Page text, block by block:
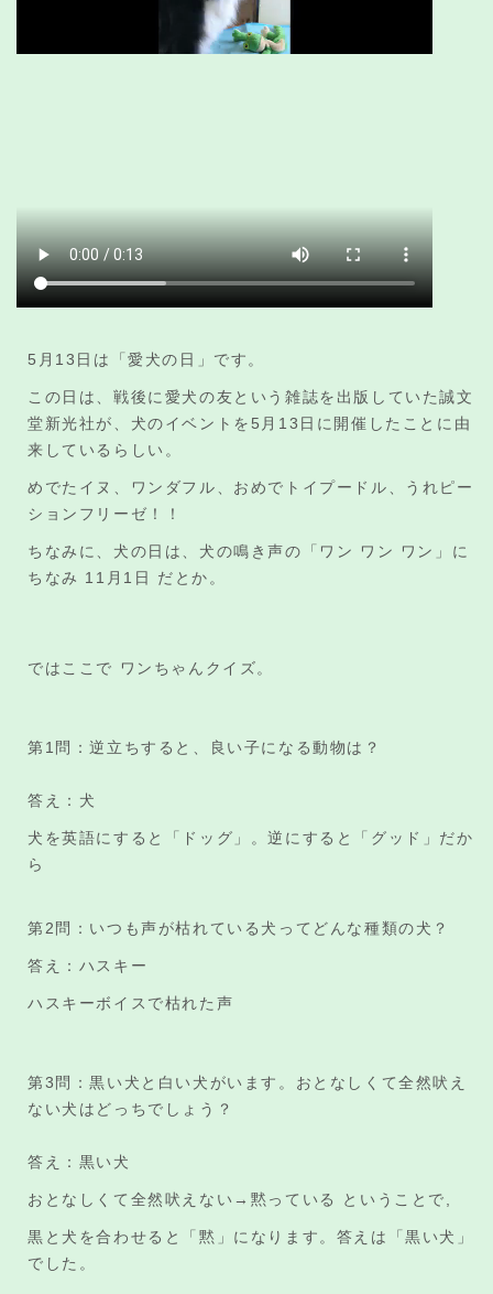
5月13日は「愛犬の日」です。
この日は、戦後に愛犬の友という雑誌を出版していた誠文
堂新光社が、犬のイベントを5月13日に開催したことに由
来しているらしい。
めでたイヌ、ワンダフル、おめでトイプードル、うれピー
ションフリーゼ！！
ちなみに、犬の日は、犬の鳴き声の「ワン ワン ワン」に
ちなみ 11月1日 だとか。
ではここで ワンちゃんクイズ。
第1問：逆立ちすると、良い子になる動物は？
答え：犬
犬を英語にすると「ドッグ」。逆にすると「グッド」だか
ら
第2問：いつも声が枯れている犬ってどんな種類の犬？
答え：ハスキー
ハスキーボイスで枯れた声
第3問：黒い犬と白い犬がいます。おとなしくて全然吠え
ない犬はどっちでしょう？
答え：黒い犬
おとなしくて全然吠えない→黙っている ということで,
黒と犬を合わせると「黙」になります。答えは「黒い犬」
でした。